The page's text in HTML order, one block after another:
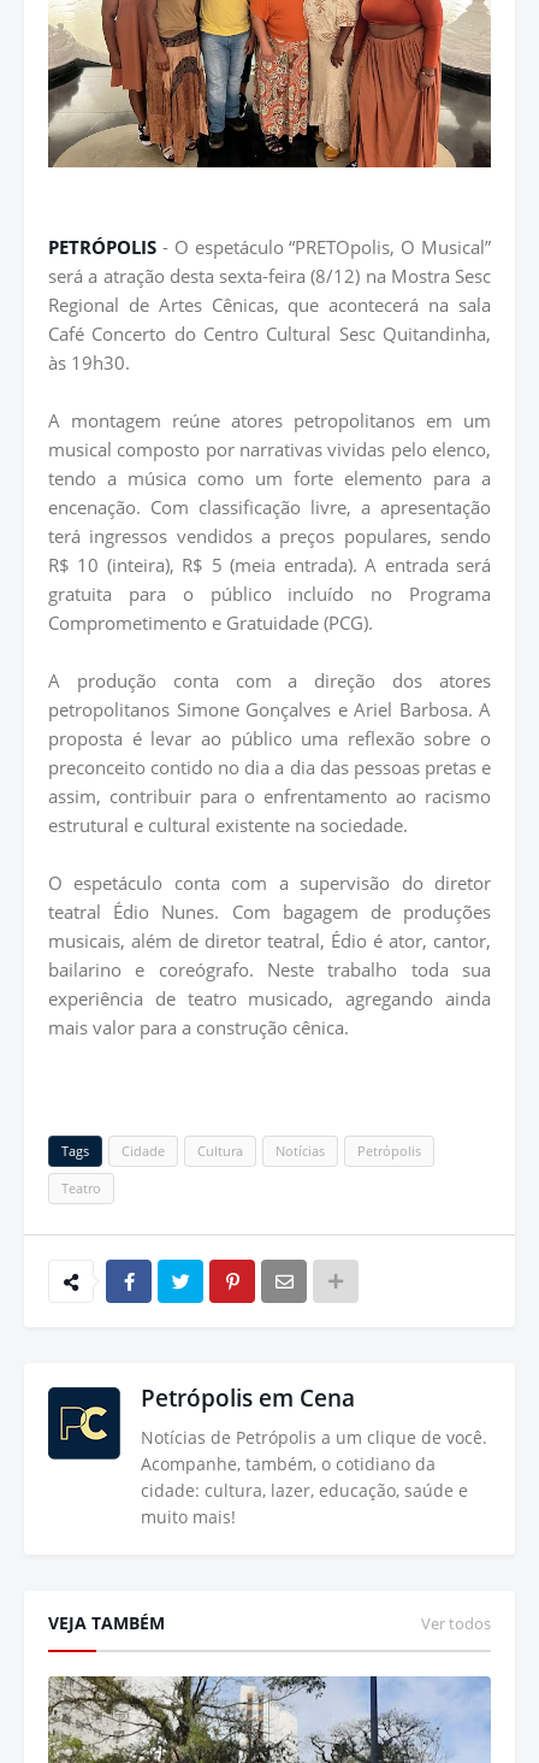
PETRÓPOLIS - O espetáculo “PRETOpolis, O Musical”
será a atração desta sexta-feira (8/12) na Mostra Sesc
Regional de Artes Cênicas, que acontecerá na sala
Café Concerto do Centro Cultural Sesc Quitandinha,
às 19h30.
A montagem reúne atores petropolitanos em um
musical composto por narrativas vividas pelo elenco,
tendo a música como um forte elemento para a
encenação. Com classificação livre, a apresentação
terá ingressos vendidos a preços populares, sendo
R$ 10 (inteira), R$ 5 (meia entrada). A entrada será
gratuita para o público incluído no Programa
Comprometimento e Gratuidade (PCG).
A produção conta com a direção dos atores
petropolitanos Simone Gonçalves e Ariel Barbosa. A
proposta é levar ao público uma reflexão sobre o
preconceito contido no dia a dia das pessoas pretas e
assim, contribuir para o enfrentamento ao racismo
estrutural e cultural existente na sociedade.
O espetáculo conta com a supervisão do diretor
teatral Édio Nunes. Com bagagem de produções
musicais, além de diretor teatral, Édio é ator, cantor,
bailarino e coreógrafo. Neste trabalho toda sua
experiência de teatro musicado, agregando ainda
mais valor para a construção cênica.
Tags Cidade Cultura Notícias Petrópolis
Teatro
Petrópolis em Cena
Notícias de Petrópolis a um clique de você.
Acompanhe, também, o cotidiano da
cidade: cultura, lazer, educação, saúde e
muito mais!
VEJA TAMBÉM Ver todos